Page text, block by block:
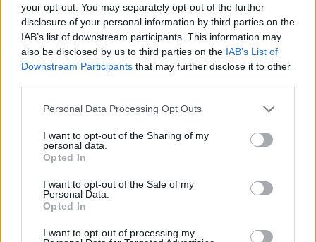
your opt-out. You may separately opt-out of the further
disclosure of your personal information by third parties on the
IAB’s list of downstream participants. This information may
also be disclosed by us to third parties on the IAB’s List of
Downstream Participants that may further disclose it to other
Personal Data Processing Opt Outs
I want to opt-out of the Sharing of my
personal data.
Opted In
I want to opt-out of the Sale of my
Personal Data.
Opted In
I want to opt-out of processing my
Szerzői jogok
Adatvédelmi tájékoztató
Cookie-kezelési tájékoztató
Hozzászólási szabályzat
Nyomtatott lapjaink archívuma
Székely Hírmondó archívuma
Sütibeállítások